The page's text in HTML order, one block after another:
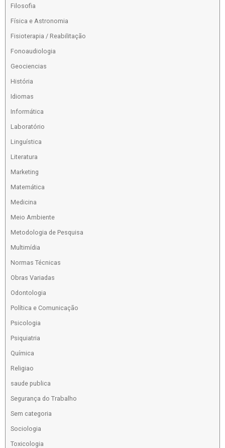
Filosofia
Física e Astronomia
Fisioterapia / Reabilitação
Fonoaudiologia
Geociencias
História
Idiomas
Informática
Laboratório
Linguística
Literatura
Marketing
Matemática
Medicina
Meio Ambiente
Metodologia de Pesquisa
Multimídia
Normas Técnicas
Obras Variadas
Odontologia
Política e Comunicação
Psicologia
Psiquiatria
Química
Religiao
saude publica
Segurança do Trabalho
Sem categoria
Sociologia
Toxicologia